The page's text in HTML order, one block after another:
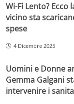
Wi-Fi Lento? Ecco
vicino sta
spese
4 Dicembre 2025
Uomini e Donne
Gemma Galgani
intervenire i